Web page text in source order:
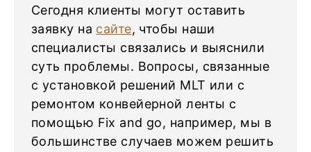
Сегодня клиенты могут оставить
заявку на сайте, чтобы наши
специалисты связались и выяснили
суть проблемы. Вопросы, связанные
с установкой решений MLT или c
ремонтом конвейерной ленты с
помощью Fix and go, например, мы в
большинстве случаев можем решить